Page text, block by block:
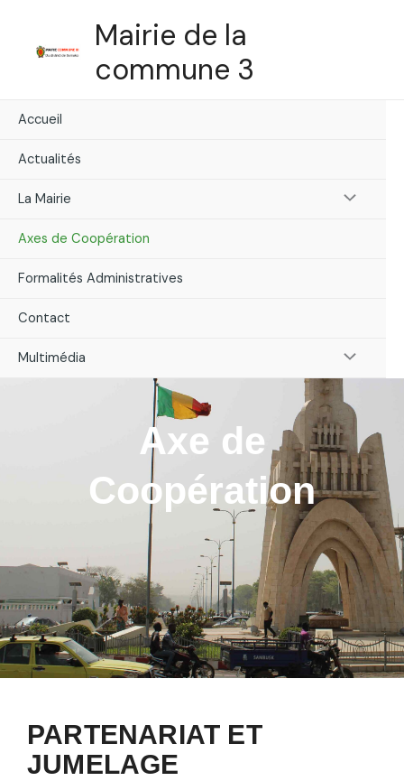
content
Mairie de la
commune 3
Accueil
Actualités
La Mairie Menu
Axes de Coopération
Formalités Administratives
Contact
Multimédia Menu
Toggle
Axe de
Coopération
PARTENARIAT ET
JUMELAGE